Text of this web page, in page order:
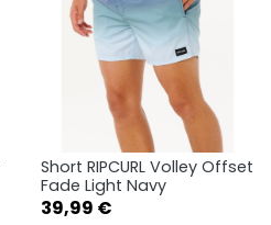
Short RIPCURL Volley Offset
Fade Light Navy
Prix
39,99 €